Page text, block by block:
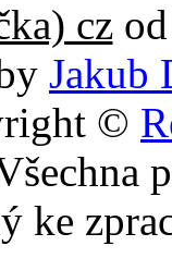
czod
Jakub
©
ke